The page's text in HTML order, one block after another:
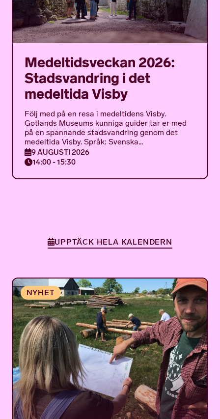
Medeltidsveckan 2026:
Stadsvandring i det
medeltida Visby
Följ med på en resa i medeltidens Visby.
Gotlands Museums kunniga guider tar er med
på en spännande stadsvandring genom det
medeltida Visby. Språk: Svenska...
9 AUGUSTI 2026
14:00 - 15:30
UPPTÄCK HELA KALENDERN